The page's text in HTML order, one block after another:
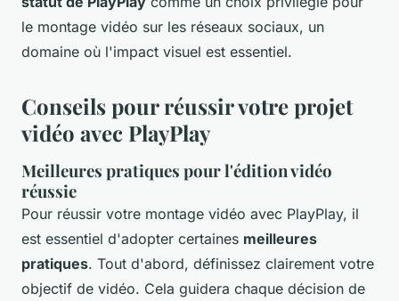
le montage vidéo sur les réseaux sociaux, un
domaine où l'impact visuel est essentiel.
Conseils pour réussir votre projet
vidéo avec PlayPlay
Meilleures pratiques pour l'édition vidéo
réussie
Pour réussir votre montage vidéo avec PlayPlay, il
est essentiel d'adopter certaines meilleures
pratiques. Tout d'abord, définissez clairement votre
objectif de vidéo. Cela guidera chaque décision de